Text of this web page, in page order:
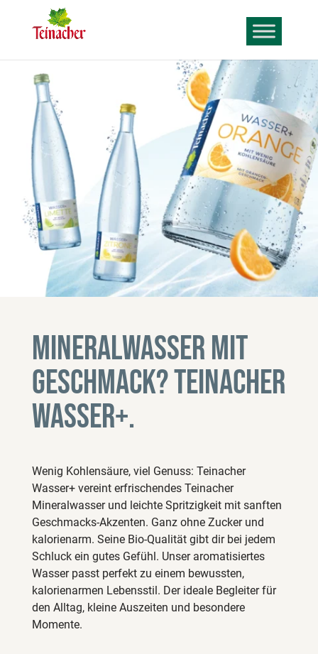
Mineralwasser mit
Geschmack? Teinacher
Wasser+.
Wenig Kohlensäure, viel Genuss: Teinacher
Wasser+ vereint erfrischendes Teinacher
Mineralwasser und leichte Spritzigkeit mit sanften
Geschmacks-Akzenten. Ganz ohne Zucker und
kalorienarm. Seine Bio-Qualität gibt dir bei jedem
Schluck ein gutes Gefühl. Unser aromatisiertes
Wasser passt perfekt zu einem bewussten,
kalorienarmen Lebensstil. Der ideale Begleiter für
den Alltag, kleine Auszeiten und besondere
Momente.